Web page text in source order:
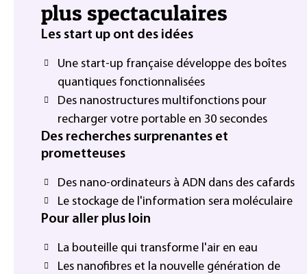
plus spectaculaires
Les start up ont des idées
Une start-up française développe des boîtes
quantiques fonctionnalisées
Des nanostructures multifonctions pour
recharger votre portable en 30 secondes
Des recherches surprenantes et
prometteuses
Des nano-ordinateurs à ADN dans des cafards
Le stockage de l'information sera moléculaire
Pour aller plus loin
La bouteille qui transforme l'air en eau
Les nanofibres et la nouvelle génération de